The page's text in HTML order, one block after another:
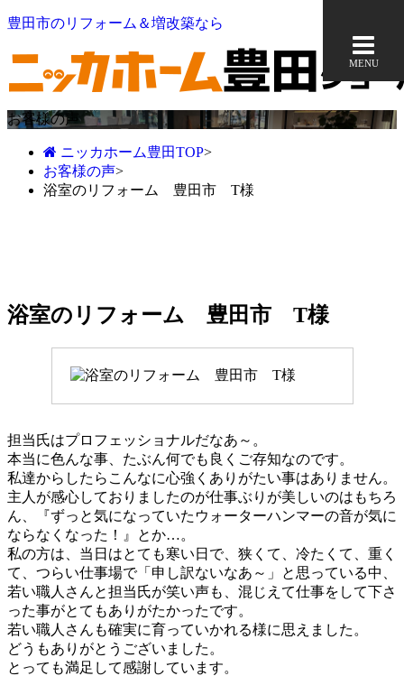
豊田市のリフォーム＆増改築なら
MENU
お客様の声
ニッカホーム豊田TOP>
お客様の声>
浴室のリフォーム 豊田市 T様
浴室のリフォーム 豊田市 T様
担当氏はプロフェッショナルだなあ～。
本当に色んな事、たぶん何でも良くご存知なのです。
私達からしたらこんなに心強くありがたい事はありません。
主人が感心しておりましたのが仕事ぶりが美しいのはもちろ
ん、『ずっと気になっていたウォーターハンマーの音が気に
ならなくなった！』とか…。
私の方は、当日はとても寒い日で、狭くて、冷たくて、重く
て、つらい仕事場で「申し訳ないなあ～」と思っている中、
若い職人さんと担当氏が笑い声も、混じえて仕事をして下さ
った事がとてもありがたかったです。
若い職人さんも確実に育っていかれる様に思えました。
どうもありがとうございました。
とっても満足して感謝しています。